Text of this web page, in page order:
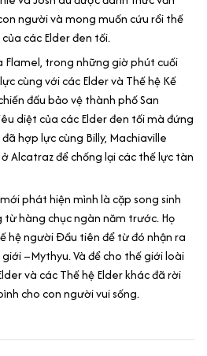
người và mong muốn cứu rổi thế
các Elder đen tối.
Flamel, trong những giờ phút cuối
cùng với các Elder và Thế hệ Kế
đấu bảo vệ thành phố San
diệt của các Elder đen tối mà đứng
hợp lực cùng Billy, Machiaville
Alcatraz để chống lại các thế lực tàn
phát hiện mình là cặp song sinh
hàng chục ngàn năm trước. Họ
hệ người Đầu tiên để từ đó nhận ra
–Mythyu. Và để cho thế giới loài
và các Thế hệ Elder khác đã rời
cho con người vui sống.